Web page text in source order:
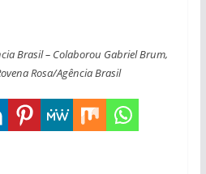
Brasil – Colaborou Gabriel Brum,
Rosa/Agência Brasil